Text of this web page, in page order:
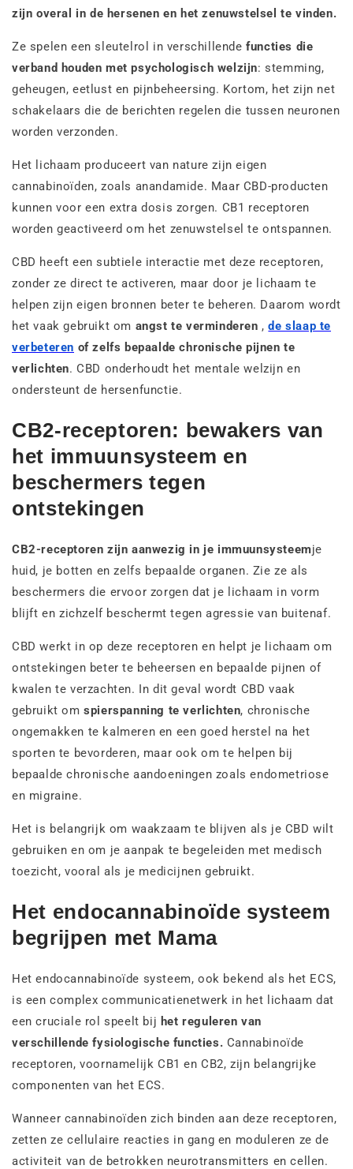
zijn overal in de hersenen en het zenuwstelsel te vinden.
Ze spelen een sleutelrol in verschillende functies die
verband houden met psychologisch welzijn: stemming,
geheugen, eetlust en pijnbeheersing. Kortom, het zijn net
schakelaars die de berichten regelen die tussen neuronen
worden verzonden.
Het lichaam produceert van nature zijn eigen
cannabinoïden, zoals anandamide. Maar CBD-producten
kunnen voor een extra dosis zorgen. CB1 receptoren
worden geactiveerd om het zenuwstelsel te ontspannen.
CBD heeft een subtiele interactie met deze receptoren,
zonder ze direct te activeren, maar door je lichaam te
helpen zijn eigen bronnen beter te beheren. Daarom wordt
het vaak gebruikt om angst te verminderen ,de slaap te
verbeteren of zelfs bepaalde chronische pijnen te
verlichten. CBD onderhoudt het mentale welzijn en
ondersteunt de hersenfunctie.
CB2-receptoren: bewakers van
het immuunsysteem en
beschermers tegen
ontstekingen
CB2-receptoren zijn aanwezig in je immuunsysteemje
huid, je botten en zelfs bepaalde organen. Zie ze als
beschermers die ervoor zorgen dat je lichaam in vorm
blijft en zichzelf beschermt tegen agressie van buitenaf.
CBD werkt in op deze receptoren en helpt je lichaam om
ontstekingen beter te beheersen en bepaalde pijnen of
kwalen te verzachten. In dit geval wordt CBD vaak
gebruikt omspierspanning te verlichten, chronische
ongemakken te kalmeren en een goed herstel na het
sporten te bevorderen, maar ook om te helpen bij
bepaalde chronische aandoeningen zoals endometriose
en migraine.
Het is belangrijk om waakzaam te blijven als je CBD wilt
gebruiken en om je aanpak te begeleiden met medisch
toezicht, vooral als je medicijnen gebruikt.
Het endocannabinoïde systeem
begrijpen met Mama
Het endocannabinoïde systeem, ook bekend als het ECS,
is een complex communicatienetwerk in het lichaam dat
een cruciale rol speelt bij het reguleren van
verschillende fysiologische functies. Cannabinoïde
receptoren, voornamelijk CB1 en CB2, zijn belangrijke
componenten van het ECS.
Wanneer cannabinoïden zich binden aan deze receptoren,
zetten ze cellulaire reacties in gang en moduleren ze de
activiteit van de betrokken neurotransmitters en cellen.